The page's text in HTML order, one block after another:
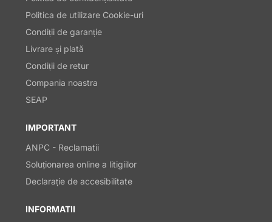
Politica de utilizare Cookie-uri
Condiții de garanție
Livrare și plată
Condiții de retur
Compania noastra
SEAP
IMPORTANT
ANPC - Reclamatii
Soluționarea online a litigiilor
Declarație de accesibilitate
INFORMATII